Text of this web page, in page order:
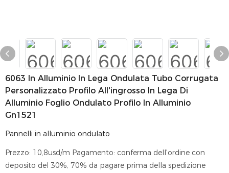
6063 In Alluminio In Lega Ondulata Tubo Corrugata
Personalizzato Profilo All'ingrosso In Lega Di
Alluminio Foglio Ondulato Profilo In Alluminio
Gn1521
Pannelli in alluminio ondulato
Prezzo: 10,8usd/m Pagamento: conferma dell'ordine con
deposito del 30%, 70% da pagare prima della spedizione